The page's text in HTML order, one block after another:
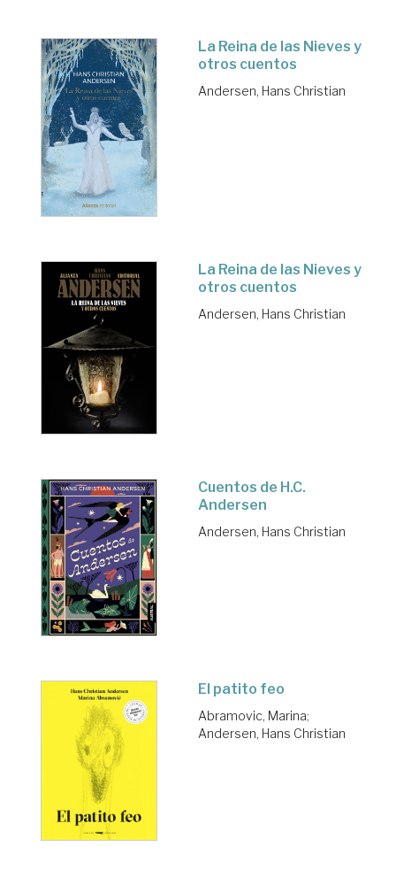
La Reina de las Nieves y
otros cuentos
Andersen, Hans Christian
La Reina de las Nieves y
otros cuentos
Andersen, Hans Christian
Cuentos de H.C.
Andersen
Andersen, Hans Christian
El patito feo
Abramovic, Marina;
Andersen, Hans Christian